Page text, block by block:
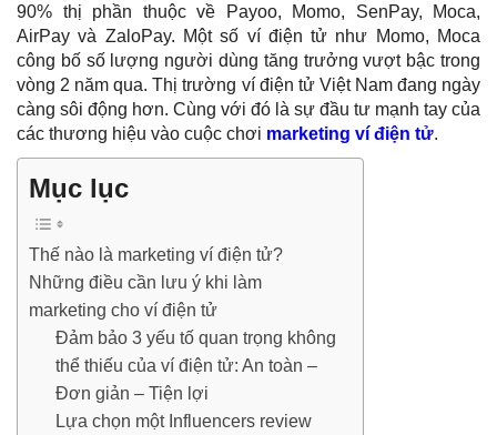
90% thị phần thuộc về Payoo, Momo, SenPay, Moca,
AirPay và ZaloPay. Một số ví điện tử như Momo, Moca
công bố số lượng người dùng tăng trưởng vượt bậc trong
vòng 2 năm qua.Thị trường ví điện tử Việt Nam đang ngày
càng sôi động hơn. Cùng với đó là sự đầu tư mạnh tay của
các thương hiệu vào cuộc chơi marketing ví điện tử.
Mục lục
Thế nào là marketing ví điện tử?
Những điều cần lưu ý khi làm
marketing cho ví điện tử
Đảm bảo 3 yếu tố quan trọng không
thể thiếu của ví điện tử: An toàn –
Đơn giản – Tiện lợi
Lựa chọn một Influencers review